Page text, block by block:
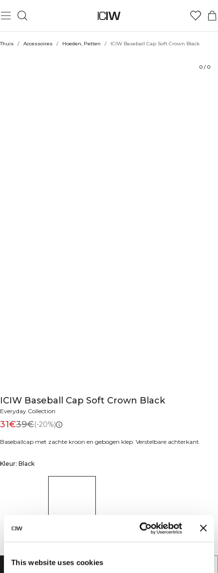
This website uses cookies
Thuis / Accessoires / Hoeden, Petten / ICIW Baseball Cap Soft Crown Black
0 / 0
ICIW Baseball Cap Soft Crown Black
Everyday Collection
31€39€(-20%)
Baseballcap met zachte kroon en gebogen klep. Verstelbare achterkant.
Kleur: Black
AAN WINKELWAGENTJE TOEVOEGEN